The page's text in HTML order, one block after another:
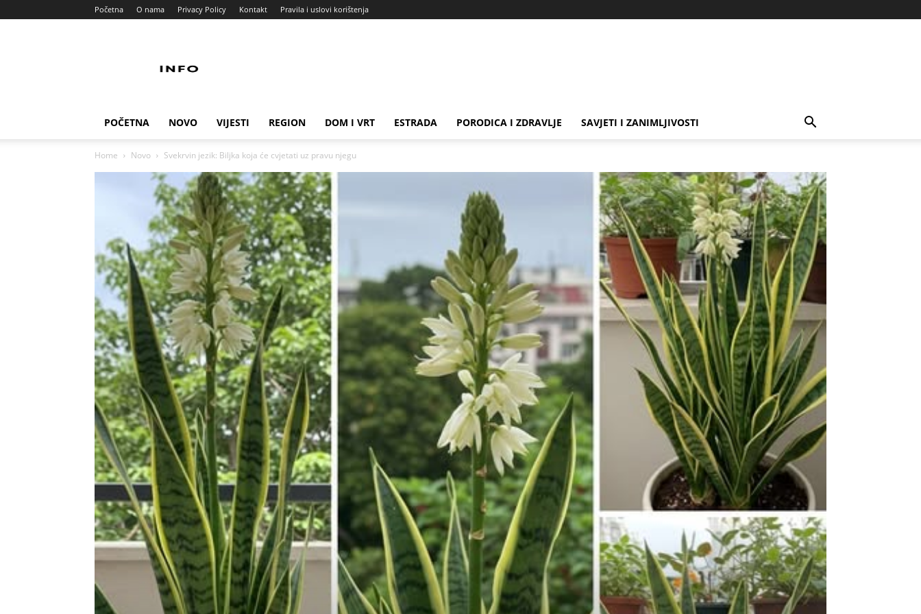
Početna O nama Privacy Policy Kontakt Pravila i uslovi korištenja
POČETNA NOVO VIJESTI REGION DOM I VRT ESTRADA PORODICA I ZDRAVLJE SAVJETI I ZANIMLJIVOSTI
Home Novo Svekrvin jezik: Biljka koja će cvjetati uz pravu njegu